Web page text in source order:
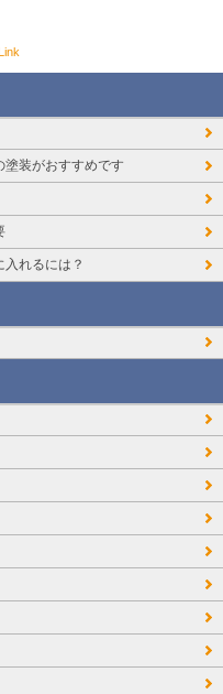
装がおすすめです
れるには？